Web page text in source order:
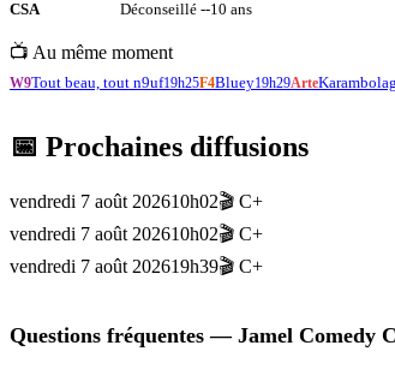
CSA
Déconseillé --10 ans
📺 Au même moment
W9Tout beau, tout n9uf19h25F4Bluey19h29Arte
📅 Prochaines diffusions
vendredi 7 août 202610h02🎬 C+
vendredi 7 août 202610h02🎬 C+
vendredi 7 août 202619h39🎬 C+
Questions fréquentes — Jamel Comedy